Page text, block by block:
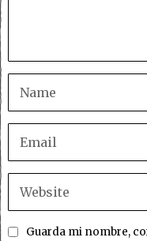
Guarda mi nombre,